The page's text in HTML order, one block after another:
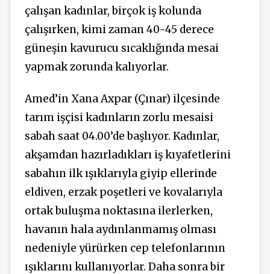
çalışan kadınlar, birçok iş kolunda
çalışırken, kimi zaman 40-45 derece
güneşin kavurucu sıcaklığında mesai
yapmak zorunda kalıyorlar.
Amed’in Xana Axpar (Çınar) ilçesinde
tarım işçisi kadınların zorlu mesaisi
sabah saat 04.00’de başlıyor. Kadınlar,
akşamdan hazırladıkları iş kıyafetlerini
sabahın ilk ışıklarıyla giyip ellerinde
eldiven, erzak poşetleri ve kovalarıyla
ortak buluşma noktasına ilerlerken,
havanın hala aydınlanmamış olması
nedeniyle yürürken cep telefonlarının
ışıklarını kullanıyorlar. Daha sonra bir